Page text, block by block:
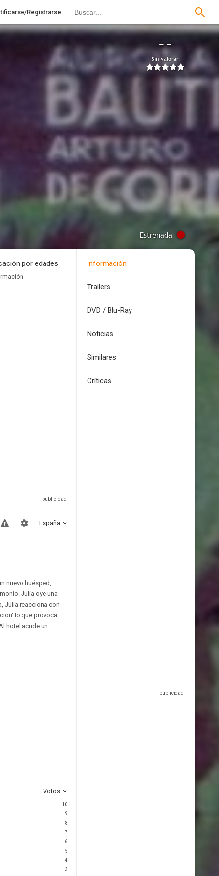
Registrarse
--
Sin valorar
Estrenada
por edades
España
nuevo huésped,
Julia oye una
Julia reacciona con
lo que provoca
hotel acude un
Votos
10
9
8
7
6
5
4
3
Información
Trailers
DVD / Blu-Ray
Noticias
Similares
Críticas